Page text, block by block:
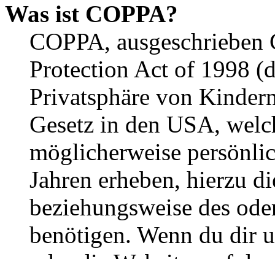
Was ist COPPA?
COPPA,
Protection Act of 1998
Privatsphäre von
Gesetz in den USA,
möglicherweise
Jahren erheben, hierzu
beziehungsweise des
benötigen. Wenn du dir